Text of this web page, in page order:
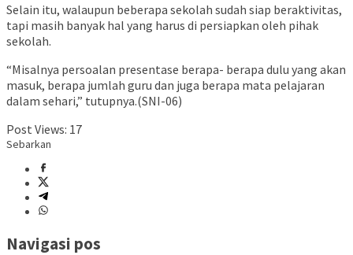
Selain itu, walaupun beberapa sekolah sudah siap beraktivitas,
tapi masih banyak hal yang harus di persiapkan oleh pihak
sekolah.
“Misalnya persoalan presentase berapa- berapa dulu yang akan
masuk, berapa jumlah guru dan juga berapa mata pelajaran
dalam sehari,” tutupnya.(SNI-06)
Post Views: 17
Sebarkan
Navigasi pos